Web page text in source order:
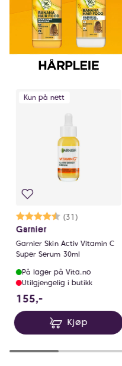
Kun på nett
Karakter:
(31)
4.6 av 5 mulige
Garnier
Garnier Skin Activ Vitamin C
Super Serum 30ml
På lager på Vita.no
Utilgjengelig i butikk
155,-155 NOK
Kjøp